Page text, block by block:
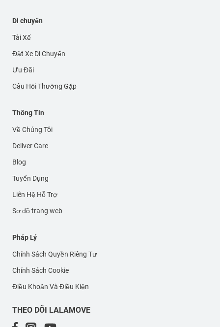
Di chuyển
Tài Xế
Đặt Xe Di Chuyển
Ưu Đãi
Câu Hỏi Thường Gặp
Thông Tin
Về Chúng Tôi
Deliver Care
Blog
Tuyển Dụng
Liên Hệ Hỗ Trợ
Sơ đồ trang web
Pháp Lý
Chính Sách Quyền Riêng Tư
Chính Sách Cookie
Điều Khoản Và Điều Kiện
THEO DÕI LALAMOVE